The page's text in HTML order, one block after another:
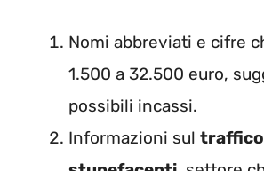
Nomi abbreviati e cifre
1.500 a 32.500 euro,
possibili incassi.
Informazioni sul